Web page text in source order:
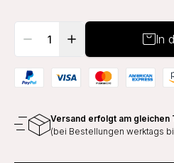
In
Versand erfolgt am gleichen
(bei Bestellungen werktags